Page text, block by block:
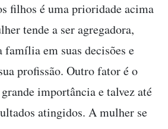
filhos é uma prioridade acima
tende a ser agregadora,
em suas decisões e
profissão. Outro fator é o
importância e talvez até
atingidos. A mulher se